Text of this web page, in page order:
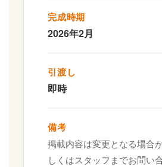
完成時期
2026年2月
引渡し
即時
備考
掲載内容は変更となる場合
しくはスタッフまでお問い